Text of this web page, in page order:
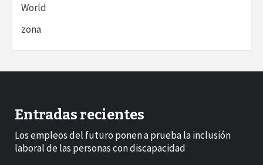
World
zona
Entradas recientes
Los empleos del futuro ponen a prueba la inclusión
laboral de las personas con discapacidad